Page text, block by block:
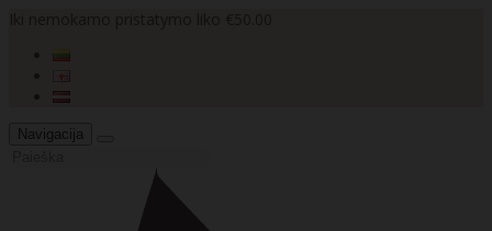
Navigacija